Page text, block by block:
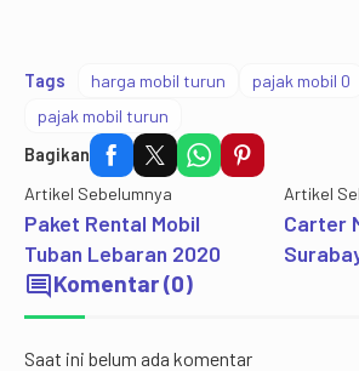
Tags harga mobil turun
pajak mobil 0
pajak mobil turun
Bagikan
Artikel Sebelumnya
Paket Rental Mobil
Tuban Lebaran 2020
Artikel
Carter
commentKomentar (0)
Saat ini belum ada komentar